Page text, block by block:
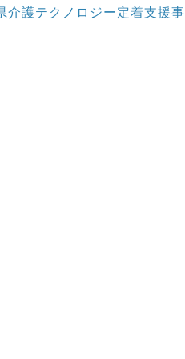
介護テクノロジー定着支援